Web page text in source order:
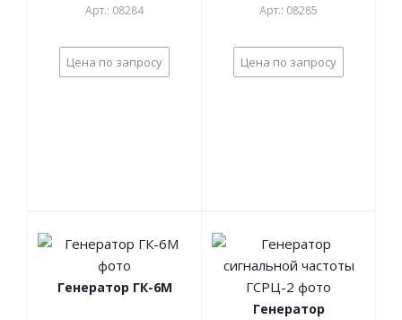
Арт.: 08284
Цена по запросу
Арт.: 08285
Цена по запросу
Генератор ГК-6М
Генератор